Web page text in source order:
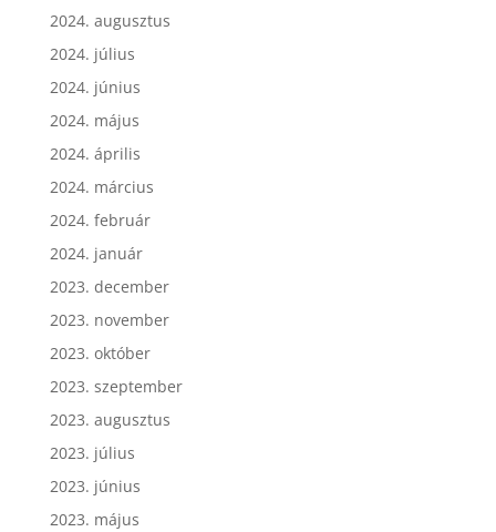
2024. augusztus
2024. július
2024. június
2024. május
2024. április
2024. március
2024. február
2024. január
2023. december
2023. november
2023. október
2023. szeptember
2023. augusztus
2023. július
2023. június
2023. május